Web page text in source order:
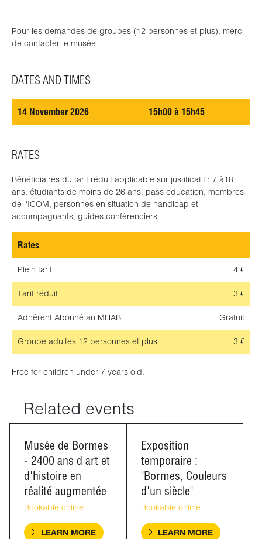
Pour les demandes de groupes (12 personnes et plus), merci
de contacter le musée
DATES AND TIMES
14 November 2026 15h00 à 15h45
RATES
Bénéficiaires du tarif réduit applicable sur justificatif : 7 à18
ans, étudiants de moins de 26 ans, pass education, membres
de l'ICOM, personnes en situation de handicap et
accompagnants, guides conférenciers
Rates
Plein tarif 4 €
Tarif réduit 3 €
Adhérent Abonné au MHAB Gratuit
Groupe adultes 12 personnes et plus 3 €
Free for children under 7 years old.
Related events
Musée de Bormes
- 2400 ans d'art et
d'histoire en
réalité augmentée
Bookable online
LEARN MORE
Exposition
temporaire :
"Bormes, Couleurs
d'un siècle"
Bookable online
LEARN MORE